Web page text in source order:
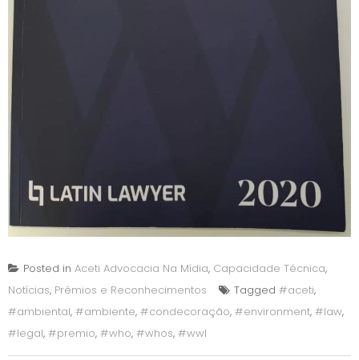
Posted in Aceti Advocacia Na Mídia, Capacidade Técnica,
Notícias, Prêmios e Reconhecimentos Tagged #aceti,
#ambiental, #ambiente, #condecoração, #environment, #law,
#legal, #premio, #who, #whos, #wwl